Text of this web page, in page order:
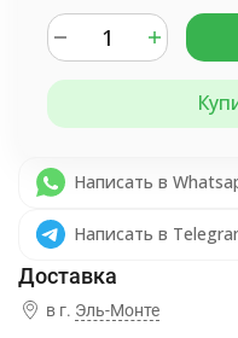
Написать в
Написать в
в г. Эль-Монте